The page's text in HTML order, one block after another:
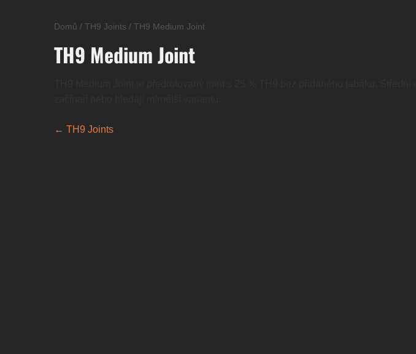
Domů / TH9 Joints / TH9 Medium Joint
TH9 Medium Joint
← TH9 Joints